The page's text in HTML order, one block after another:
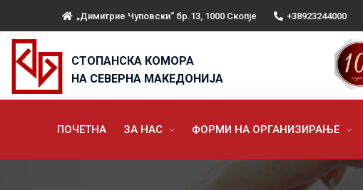
„Димитрие Чуповски“ бр.13, 1000 Скопје +38923244000
СТОПАНСКА КОМОРА
НА СЕВЕРНА МАКЕДОНИЈА
ПОЧЕТНА ЗА НАС ФОРМИ НА ОРГАНИЗИРАЊЕ